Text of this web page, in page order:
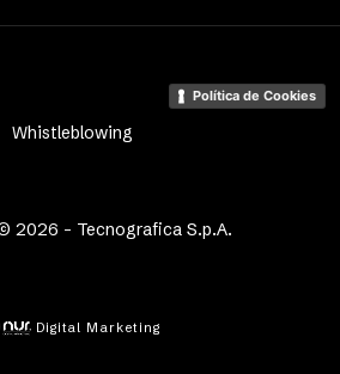
2026 - Tecnografica S.p.A.
Política de Cookies
Whistleblowing
Digital Marketing